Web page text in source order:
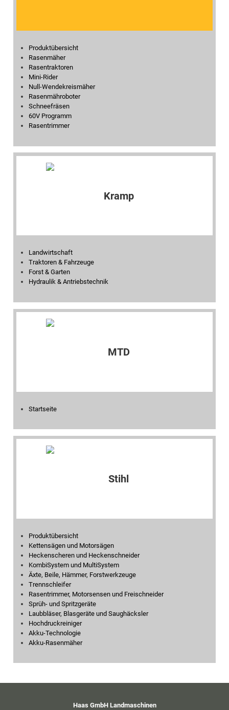
Produktübersicht
Rasenmäher
Rasentraktoren
Mini-Rider
Null-Wendekreismäher
Rasenmähroboter
Schneefräsen
60V Programm
Rasentrimmer
Landwirtschaft
Traktoren & Fahrzeuge
Forst & Garten
Hydraulik & Antriebstechnik
Startseite
Produktübersicht
Kettensägen und Motorsägen
Heckenscheren und Heckenschneider
KombiSystem und MultiSystem
Äxte, Beile, Hämmer, Forstwerkzeuge
Trennschleifer
Rasentrimmer, Motorsensen und Freischneider
Sprüh- und Spritzgeräte
Laubbläser, Blasgeräte und Saughäcksler
Hochdruckreiniger
Akku-Technologie
Akku-Rasenmäher
Haas GmbH Landmaschinen